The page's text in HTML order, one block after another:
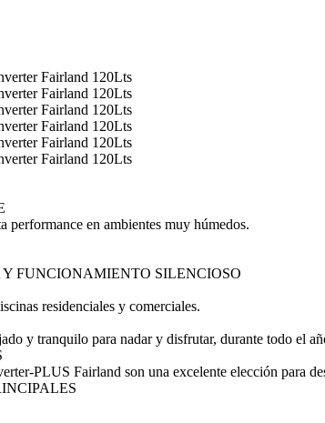
performance en ambientes muy húmedos.
FUNCIONAMIENTO SILENCIOSO
residenciales y comerciales.
y tranquilo para nadar y disfrutar, durante todo el
PLUS Fairland son una excelente elección para